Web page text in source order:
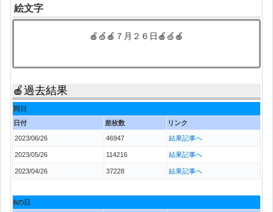
絵文字
🍎🍏🍎７月２６日🍎🍏🍎
🍎過去結果
同日
日付
差枚数 リンク
2023/06/26 46947 結果記事へ
2023/05/26 114216 結果記事へ
2023/04/26 37228 結果記事へ
6の日